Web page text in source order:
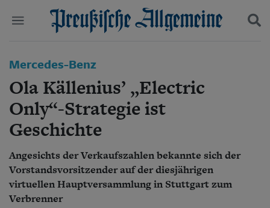
Wirtschaft
Panorama
Gesellschaft
Ostpreußen
Pommern
Berlin-Brandenburg
Schlesien
Suchen und finden
Mercedes-Benz
Ola Källenius’ „Electric
Only“-Strategie ist
Geschichte
Angesichts der Verkaufszahlen bekannte sich der
Vorstandsvorsitzender auf der diesjährigen
virtuellen Hauptversammlung in Stuttgart zum
Verbrenner